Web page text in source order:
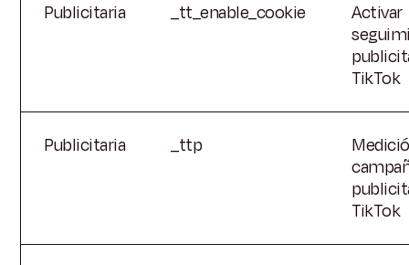
Publicitaria _tt_enable_cookie
Activar
TikTok
Publicitaria _ttp
TikTok